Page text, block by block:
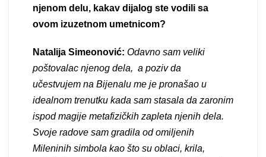
njenom delu, kakav dijalog ste vodili sa
ovom izuzetnom umetnicom?
Natalija Simeonović: Odavno sam veliki
poštovalac njenog dela, a poziv da
učestvujem na Bijenalu me je pronašao u
idealnom trenutku kada sam stasala da zaronim
ispod magije metafizičkih zapleta njenih dela.
Svoje radove sam gradila od omiljenih
Mileninih simbola kao što su oblaci, krila,